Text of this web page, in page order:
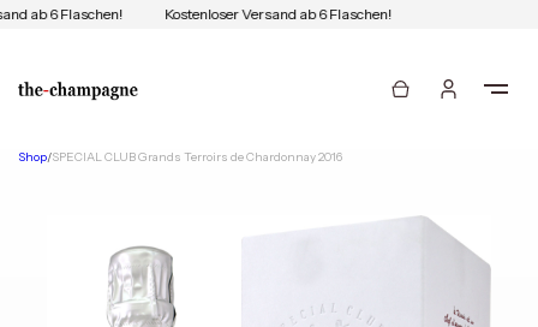
ab 6 Flaschen! Kostenloser Versand ab 6 Flaschen!
Shop/SPECIAL CLUB Grands Terroirs de Chardonnay 2016